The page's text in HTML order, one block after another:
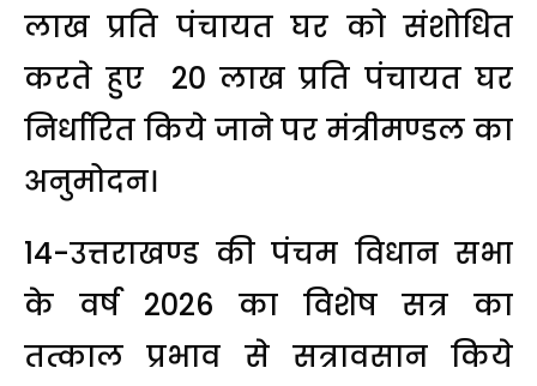
लाख प्रति पंचायत घर को संशोधित
करते हुए ₹ 20 लाख प्रति पंचायत घर
निर्धारित किये जाने पर मंत्रीमण्डल का
अनुमोदन।
14-उत्तराखण्ड की पंचम विधान सभा
के वर्ष 2026 का विशेष सत्र का
तत्काल प्रभाव से सत्रावसान किये